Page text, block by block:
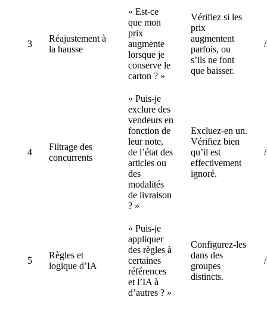
3
Réajustement à
la hausse
« Est-ce
que mon
prix
augmente
lorsque je
conserve le
carton ? »
Vérifiez si les
prix
augmentent
parfois, ou
s’ils ne font
que baisser.
4
Filtrage des
concurrents
« Puis-je
exclure des
vendeurs en
fonction de
leur note,
de l’état des
articles ou
des
modalités
de livraison
? »
Excluez-en un.
Vérifiez bien
qu’il est
effectivement
ignoré.
5
Règles et
logique d’IA
« Puis-je
appliquer
des règles à
certaines
références
et l’IA à
d’autres ? »
Configurez-les
dans des
groupes
distincts.